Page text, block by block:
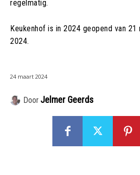
regelmatig.
Keukenhof is in 2024 geopend van
2024.
24 maart 2024
Door Jelmer Geerds